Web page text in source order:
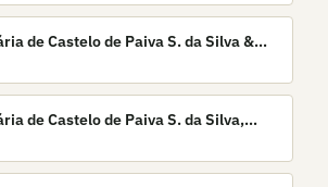
de Castelo de Paiva S. da Silva &
de Castelo de Paiva S. da Silva,